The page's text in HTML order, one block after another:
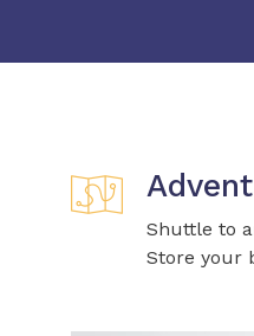
Shuttle to
Store your